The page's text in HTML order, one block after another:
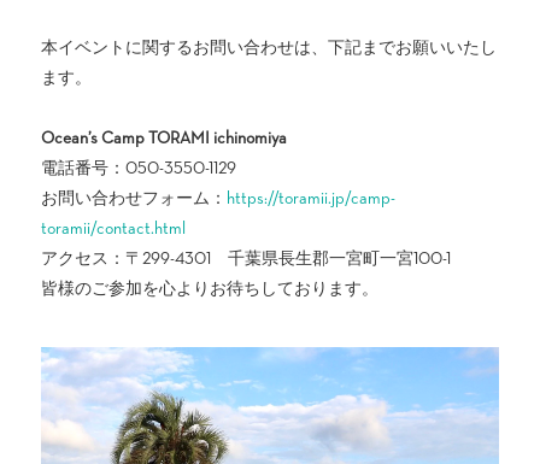
本イベントに関するお問い合わせは、下記までお願いいたし
ます。
Ocean’s Camp TORAMI ichinomiya
電話番号：050-3550-1129
お問い合わせフォーム： https://toramii.jp/camp-
toramii/contact.html
アクセス：〒299-4301 千葉県長生郡一宮町一宮100-1
皆様のご参加を心よりお待ちしております。